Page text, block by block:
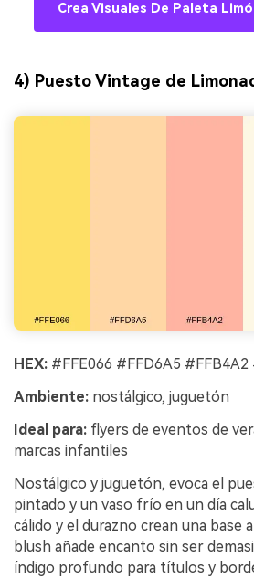
Crea Visuales De Paleta
4) Puesto Vintage de
HEX: #FFE066 #FFD6A5 #FFB4A2
Ambiente: nostálgico, juguetón
Ideal para: flyers de eventos de
marcas infantiles
Nostálgico y juguetón, evoca el
pintado y un vaso frío en un día
cálido y el durazno crean una base
blush añade encanto sin ser
índigo profundo para títulos y